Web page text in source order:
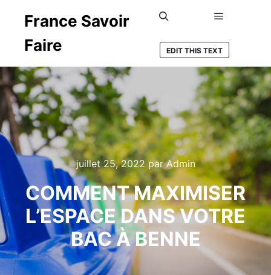
France Savoir
Faire
EDIT THIS TEXT
juillet 25, 2022parAdmin
COMMENT MAXIMISER
L’ESPACE DANS VOTRE
BAC À BENNE